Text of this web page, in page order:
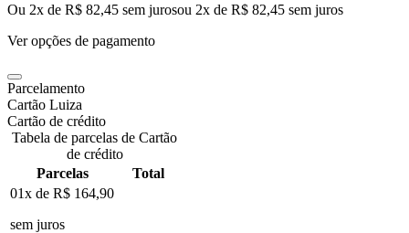
Ou 2x de R$ 82,45 sem jurosou 2x de R$ 82,45 sem juros
Ver opções de pagamento
Parcelamento
Cartão Luiza
Cartão de crédito
Tabela de parcelas de Cartão
de crédito
Parcelas
Total
01x de R$ 164,90
sem juros